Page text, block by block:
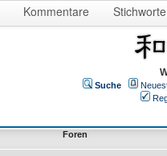
Kommentare Stichworte
Suche
Foren